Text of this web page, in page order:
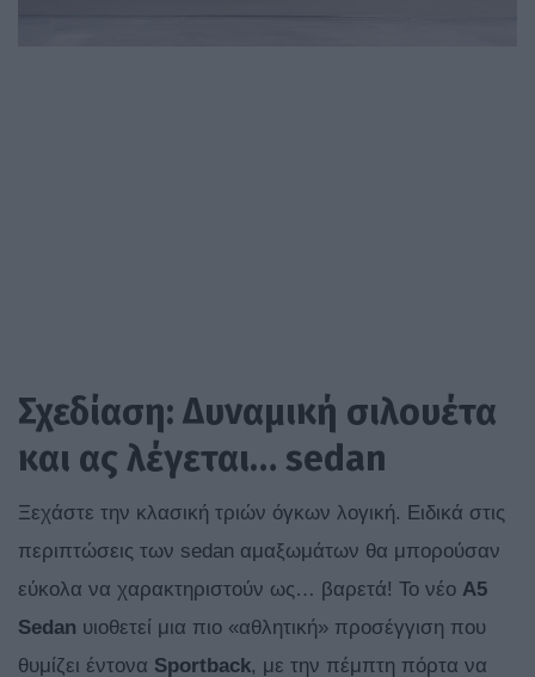
Σχεδίαση: Δυναμική σιλουέτα
και ας λέγεται… sedan
Ξεχάστε την κλασική τριών όγκων λογική. Ειδικά στις
περιπτώσεις των sedan αμαξωμάτων θα μπορούσαν
εύκολα να χαρακτηριστούν ως… βαρετά! Το νέο A5
Sedan υιοθετεί μια πιο «αθλητική» προσέγγιση που
θυμίζει έντονα Sportback, με την πέμπτη πόρτα να